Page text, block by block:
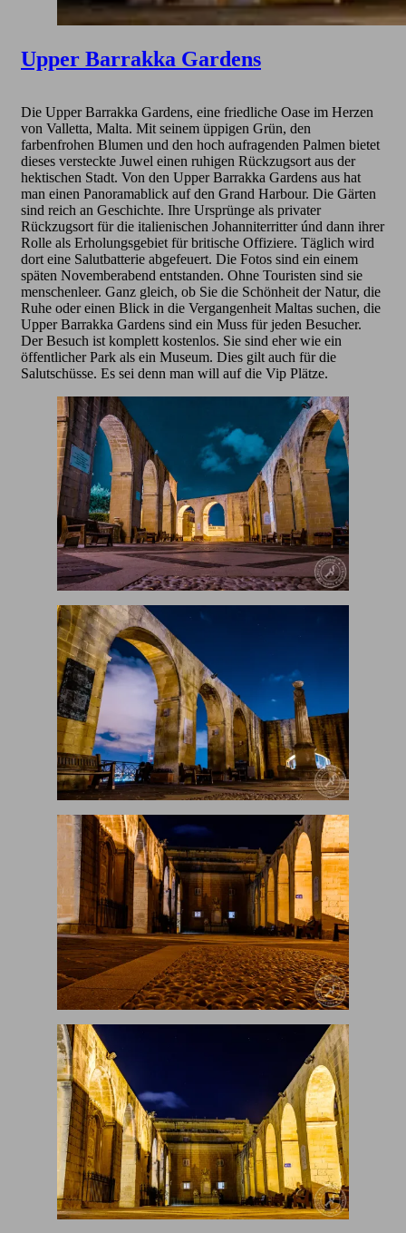
Upper Barrakka Gardens
Die Upper Barrakka Gardens, eine friedliche Oase im Herzen
von Valletta, Malta. Mit seinem üppigen Grün, den
farbenfrohen Blumen und den hoch aufragenden Palmen bietet
dieses versteckte Juwel einen ruhigen Rückzugsort aus der
hektischen Stadt. Von den Upper Barrakka Gardens aus hat
man einen Panoramablick auf den Grand Harbour. Die Gärten
sind reich an Geschichte. Ihre Ursprünge als privater
Rückzugsort für die italienischen Johanniterritter únd dann ihrer
Rolle als Erholungsgebiet für britische Offiziere. Täglich wird
dort eine Salutbatterie abgefeuert. Die Fotos sind ein einem
späten Novemberabend entstanden. Ohne Touristen sind sie
menschenleer. Ganz gleich, ob Sie die Schönheit der Natur, die
Ruhe oder einen Blick in die Vergangenheit Maltas suchen, die
Upper Barrakka Gardens sind ein Muss für jeden Besucher.
Der Besuch ist komplett kostenlos. Sie sind eher wie ein
öffentlicher Park als ein Museum. Dies gilt auch für die
Salutschüsse. Es sei denn man will auf die Vip Plätze.